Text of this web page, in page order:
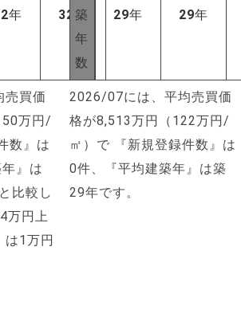
年 32 年
買価
万円/
数』は
』は
比較し
万円上
1万円
築
年
数
29年 29年
2026/07には、平均売買価
格が8,513万円（122万円/
㎡）で 『新規登録件数』は
0件、『平均建築年』は築
29年です。